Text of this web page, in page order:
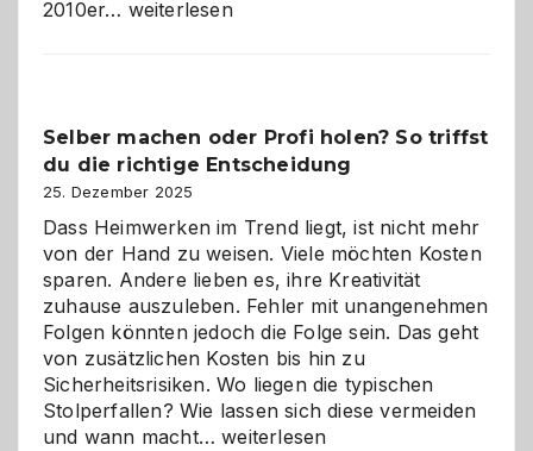
2010er… Affiliate-
Herausforderungen
und
Zukunft
weiterlesen
Selber machen oder Profi holen? So triffst
du die richtige Entscheidung
25. Dezember 2025
Dass Heimwerken im Trend liegt, ist nicht mehr
von der Hand zu weisen. Viele möchten Kosten
sparen. Andere lieben es, ihre Kreativität
zuhause auszuleben. Fehler mit unangenehmen
Folgen könnten jedoch die Folge sein. Das geht
von zusätzlichen Kosten bis hin zu
Sicherheitsrisiken. Wo liegen die typischen
Stolperfallen? Wie lassen sich diese vermeiden
und wann macht…Selber
weiterlesen